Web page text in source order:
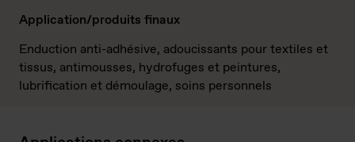
Application/produits finaux
Enduction anti-adhésive, adoucissants pour textiles et
tissus, antimousses, hydrofuges et peintures,
lubrification et démoulage, soins personnels